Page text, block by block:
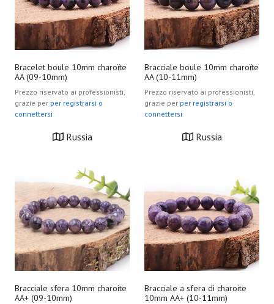
Bracelet boule 10mm charoïte
AA (09-10mm)
Prezzo riservato ai professionisti,
grazie per per registrarsi o
connettersi
Russia
Bracciale boule 10mm charoïte
AA (10-11mm)
Prezzo riservato ai professionisti,
grazie per per registrarsi o
connettersi
Russia
Bracciale sfera 10mm charoite
AA+ (09-10mm)
Bracciale a sfera di charoite
10mm AA+ (10-11mm)